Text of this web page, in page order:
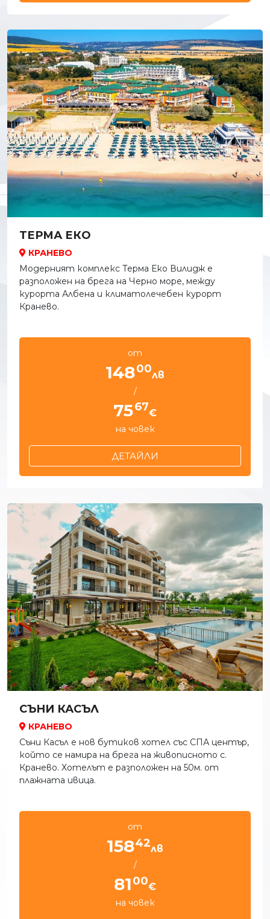
ТЕРМА ЕКО
КРАНЕВО
Модерният комплекс Терма Еко Вилидж е
разположен на брега на Черно море, между
курорта Албена и климатолечебен курорт
Кранево.
от
14800лв
/
7567€
на човек
ДЕТАЙЛИ
СЪНИ КАСЪЛ
КРАНЕВО
Съни Касъл е нов бутиков хотел със СПА център,
който се намира на брега на живописното с.
Кранево. Хотелът е разположен на 50м. oт
плажната ивица.
от
15842лв
/
8100€
на човек